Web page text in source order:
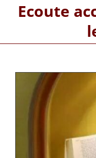
Ecoute